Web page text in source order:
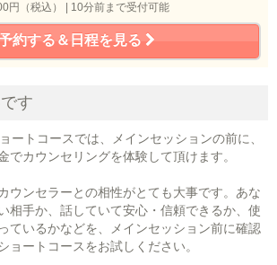
円（税込） | 10分前まで受付可能
約する＆日程を見る
す
ートコースでは、メインセッションの前に、
でカウンセリングを体験して頂けます。
ウンセラーとの相性がとても大事です。あな
相手か、話していて安心・信頼できるか、使
ているかなどを、メインセッション前に確認
ョートコースをお試しください。